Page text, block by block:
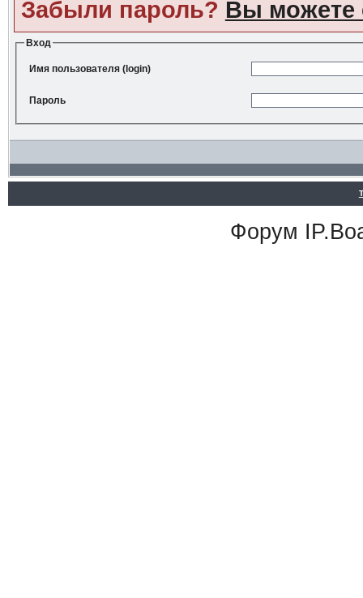
Забыли пароль? Вы можете
Вход
Имя пользователя (login)
Пароль
Форум